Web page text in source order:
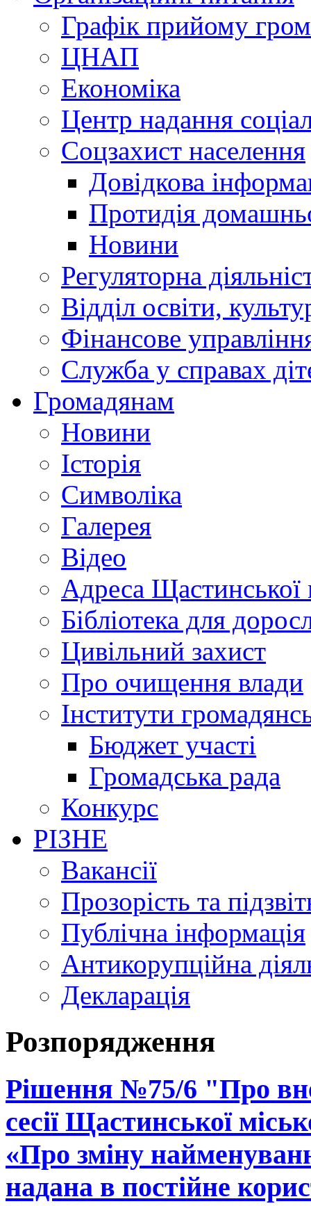
Графік прийому
ЦНАП
Економіка
Центр надання
Соцзахист населення
Довідкова
Протидія
Новини
Регуляторна
Відділ освіти,
Фінансове
Служба у справах
Громадянам
Новини
Історія
Символіка
Галерея
Відео
Адреса Щастинської
Бібліотека для
Цивільний захист
Про очищення влади
Інститути
Бюджет участі
Громадська рада
Конкурс
РІЗНЕ
Вакансії
Прозорість та
Публічна інформація
Антикорупційна
Декларація
Розпорядження
Рішення №75/6 "Про
сесії Щастинської
«Про зміну
надана в постійне